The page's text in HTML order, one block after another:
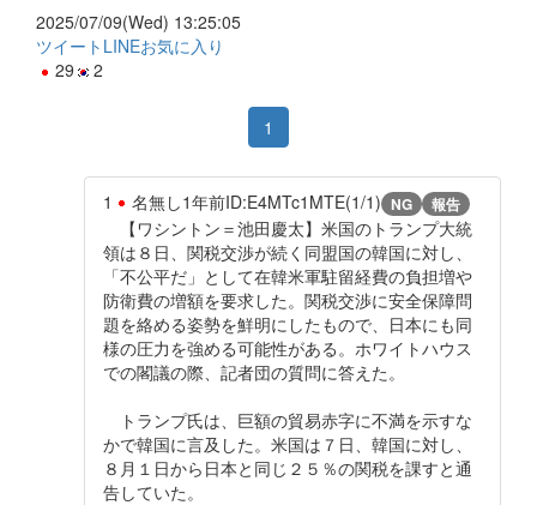
2025/07/09(Wed) 13:25:05
ツイート LINEお気に入り
29
2
1
1 名無し1年前ID:E4MTc1MTE(1/1) NG 報告
【ワシントン＝池田慶太】米国のトランプ大統
領は８日、関税交渉が続く同盟国の韓国に対し、
「不公平だ」として在韓米軍駐留経費の負担増や
防衛費の増額を要求した。関税交渉に安全保障問
題を絡める姿勢を鮮明にしたもので、日本にも同
様の圧力を強める可能性がある。ホワイトハウス
での閣議の際、記者団の質問に答えた。
トランプ氏は、巨額の貿易赤字に不満を示すな
かで韓国に言及した。米国は７日、韓国に対し、
８月１日から日本と同じ２５％の関税を課すと通
告していた。